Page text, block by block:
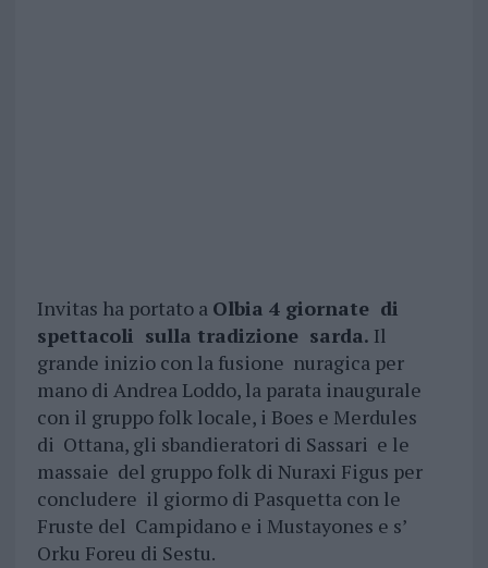
Invitas ha portato a Olbia 4 giornate di
spettacoli sulla tradizione sarda. Il
grande inizio con la fusione nuragica per
mano di Andrea Loddo, la parata inaugurale
con il gruppo folk locale, i Boes e Merdules
di Ottana, gli sbandieratori di Sassari e le
massaie del gruppo folk di Nuraxi Figus per
concludere il giormo di Pasquetta con le
Fruste del Campidano e i Mustayones e s’
Orku Foreu di Sestu.